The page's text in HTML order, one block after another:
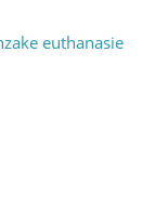
euthanasie